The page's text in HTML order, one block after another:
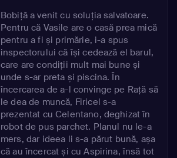
Bobiță a venit cu soluția salvatoare.
Pentru că Vasile are o casă prea mică
pentru a fi și primărie, i-a spus
inspectorului că își cedează el barul,
care are condiții mult mai bune și
unde s-ar preta și piscina. În
încercarea de a-l convinge pe Rață să
le dea de muncă, Firicel s-a
prezentat cu Celentano, deghizat în
robot de pus parchet. Planul nu le-a
mers, dar ideea li s-a părut bună, așa
că au încercat și cu Aspirina, însă tot